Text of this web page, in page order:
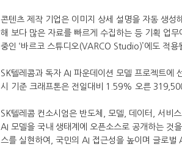
콘텐츠 제작 기업은 이미지 상세 설명을 자동 생
해 보다 많은 자료를 빠르게 수집하는 등 기획 업
중인 ‘바르코 스튜디오(VARCO Studio)’에도 적용
SK텔레콤과 독자 AI 파운데이션 모델 프로젝트에
시 기준 크래프톤은 전일대비 1.59% 오른
SK텔레콤 컨소시엄은 반도체, 모델, 데이터, 서비
AI 모델을 국내 생태계에 오픈소스로 공개하는 것
스를 실현하여, 국민의 AI 접근성을 높이며 글로벌